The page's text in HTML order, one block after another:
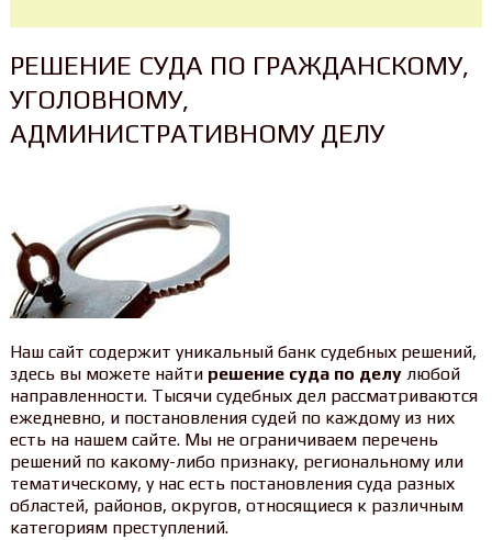
РЕШЕНИЕ СУДА ПО ГРАЖДАНСКОМУ,
УГОЛОВНОМУ,
АДМИНИСТРАТИВНОМУ ДЕЛУ
Наш сайт содержит уникальный банк судебных решений,
здесь вы можете найти решение суда по делулюбой
направленности. Тысячи судебных дел рассматриваются
ежедневно, и постановления судей по каждому из них
есть на нашем сайте. Мы не ограничиваем перечень
решений по какому-либо признаку, региональному или
тематическому, у нас есть постановления суда разных
областей, районов, округов, относящиеся к различным
категориям преступлений.